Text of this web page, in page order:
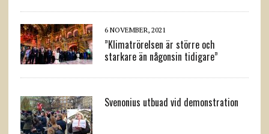
6 NOVEMBER, 2021
”Klimatrörelsen är större och
starkare än någonsin tidigare”
Svenonius utbuad vid demonstration